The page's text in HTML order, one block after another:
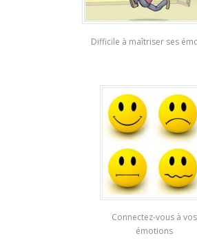
Difficile à maîtriser ses
Connectez-vous à vos
émotions